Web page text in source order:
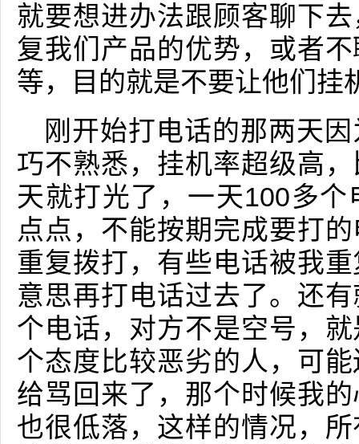
就要想进办法跟顾客聊下
复我们产品的优势，或者
等，目的就是不要让他们挂
刚开始打电话的那两天
巧不熟悉，挂机率超级高
天就打光了，一天100多
点点，不能按期完成要打
重复拨打，有些电话被我
意思再打电话过去了。还
个电话，对方不是空号，
个态度比较恶劣的人，可
给骂回来了，那个时候我
也很低落，这样的情况，